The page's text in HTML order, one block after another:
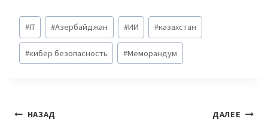
Метки
записи:
#IT #Азербайджан #ИИ #казахстан
#кибер безопасность #Меморандум
Навигация
НАЗАД ДАЛЕЕ